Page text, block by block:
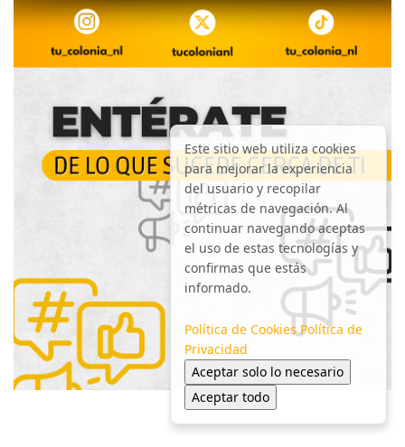
Este sitio web utiliza cookies
para mejorar la experiencia
del usuario y recopilar
métricas de navegación. Al
continuar navegando aceptas
el uso de estas tecnologías y
confirmas que estás
informado.
Política de Cookies Política de
Privacidad
Aceptar solo lo necesario
Aceptar todo